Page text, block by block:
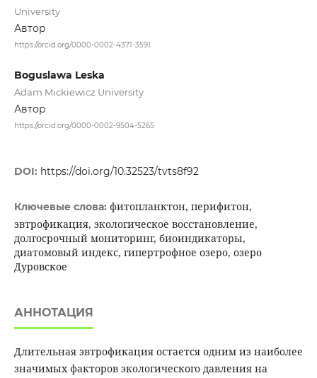
University
Автор
https://orcid.org/0000-0002-4371-3591
Boguslawa Leska
Adam Mickiewicz University
Автор
https://orcid.org/0000-0002-9504-5265
DOI: https://doi.org/10.32523/tvts8f92
Ключевые слова: фитопланктон, перифитон,
эвтрофикация, экологическое восстановление,
долгосрочный мониторинг, биоиндикаторы,
диатомовый индекс, гипертрофное озеро, озеро
Дуровское
АННОТАЦИЯ
Длительная эвтрофикация остается одним из наиболее
значимых факторов экологического давления на